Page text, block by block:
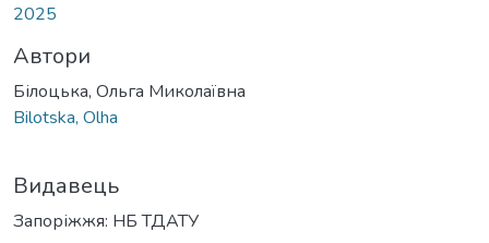
2025
Автори
Білоцька, Ольга Миколаївна
Bilotska, Olha
Видавець
Запоріжжя: НБ ТДАТУ